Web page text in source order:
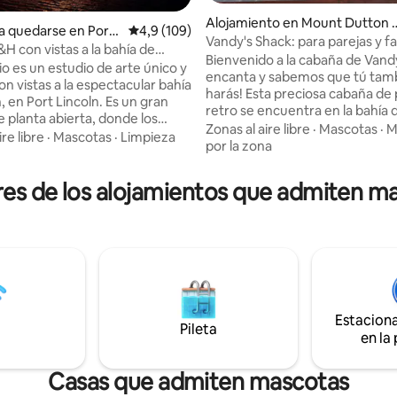
de 5. 453 evaluaciones
quedarse en Port
Calificación promedio: 4,9 de 5. 109
4,9 (109)
con vistas a la bahía de
Lincoln
es un estudio de arte único y
vistas a la espectacular bahía
en Port Lincoln. Es un gran
planta abierta, donde los
pueden disfrutar de la vista
que tengas. Un
con capacidad para 2
para tu barco. Tranquilo y
a los huéspedes les encanta el
y a ti también te encantará.
libre · Mascotas · Limpieza
Alojamiento en Mount Dutton
y
Vandy's Shack: para parejas y
pequeñas.
Bienvenido a la cabaña de
encanta y sabemos que tú
harás! Esta preciosa cabaña de playa
retro se encuentra en la bahía
Dutton, en la península de
es absolutamente frente a la
zona y tenemos muchos
cabaña con todas las
modernas. Los huéspedes se
la cabaña de Vandy como una
Zonas al aire libre · Mascotas ·
por la zona
de los alojamientos que admiten
Pileta
en la
Casas que admiten mascotas